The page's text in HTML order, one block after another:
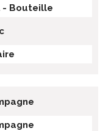
- Bouteille